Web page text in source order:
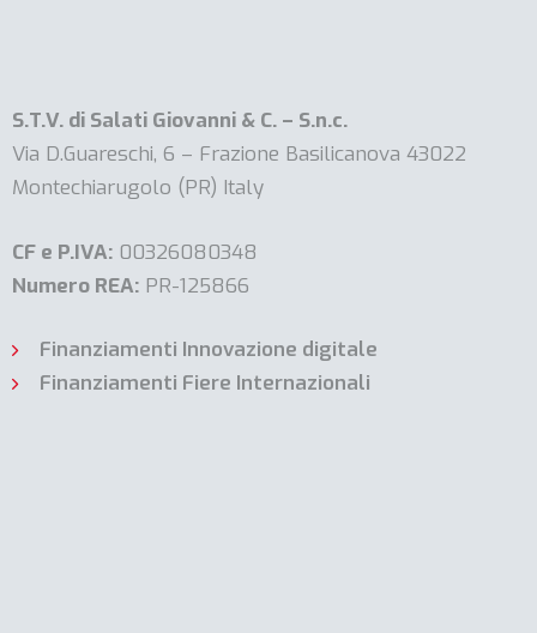
S.T.V. di Salati Giovanni & C. – S.n.c.
Via D.Guareschi, 6 – Frazione Basilicanova 43022
Montechiarugolo (PR) Italy
CF e P.IVA: 00326080348
Numero REA: PR-125866
Finanziamenti Innovazione digitale
Finanziamenti Fiere Internazionali